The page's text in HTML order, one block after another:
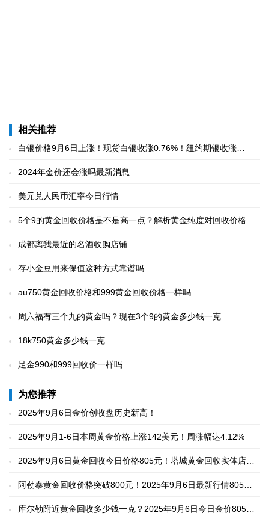
相关推荐
白银价格9月6日上涨！现货白银收涨0.76%！纽约期银收涨
2024年金价还会涨吗最新消息
美元兑人民币汇率今日行情
5个9的黄金回收价格是不是高一点？解析黄金纯度对回收价格的
成都离我最近的名酒收购店铺
存小金豆用来保值这种方式靠谱吗
au750黄金回收价格和999黄金回收价格一样吗
周六福有三个九的黄金吗？现在3个9的黄金多少钱一克
18k750黄金多少钱一克
足金990和999回收价一样吗
为您推荐
2025年9月6日金价创收盘历史新高！
2025年9月1-6日本周黄金价格上涨142美元！周涨幅达4.12%
2025年9月6日黄金回收今日价格805元！塔城黄金回收实体店高
阿勒泰黄金回收价格突破800元！2025年9月6日最新行情805元/
库尔勒附近黄金回收多少钱一克？2025年9月6日今日金价805元